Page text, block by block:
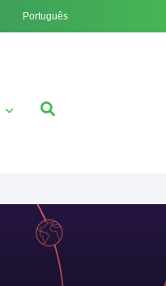
Português